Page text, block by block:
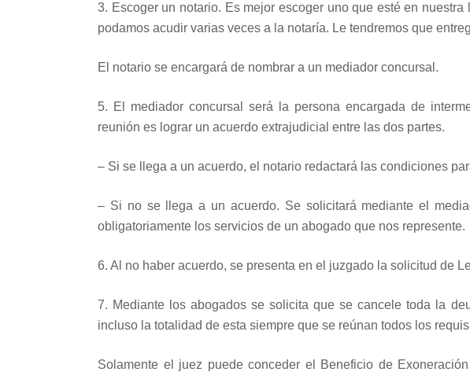
3. Escoger un notario. Es mejor escoger uno que esté en
podamos acudir varias veces a la notaría. Le tendremos que
El notario se encargará de nombrar a un mediador concursal.
5. El mediador concursal será la persona encargada de
reunión es lograr un acuerdo extrajudicial entre las dos partes.
– Si se llega a un acuerdo, el notario redactará las condiciones
– Si no se llega a un acuerdo. Se solicitará mediante el
obligatoriamente los servicios de un abogado que nos represente.
6. Al no haber acuerdo, se presenta en el juzgado la solicitud de
7. Mediante los abogados se solicita que se cancele toda la
incluso la totalidad de esta siempre que se reúnan todos los
Solamente el juez puede conceder el Beneficio de